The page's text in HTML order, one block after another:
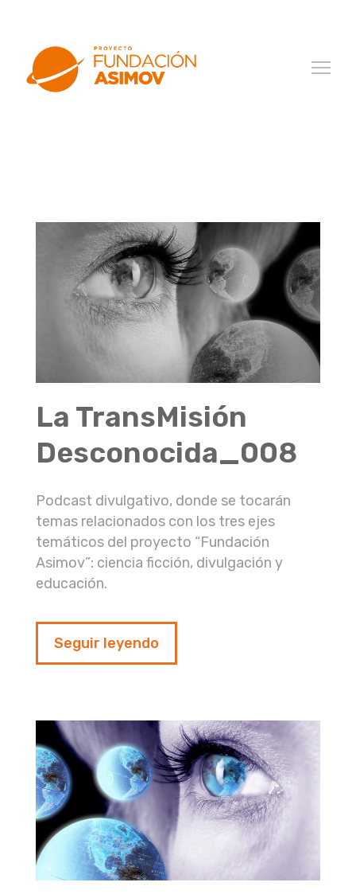
La TransMisión
Desconocida_008
Podcast divulgativo, donde se tocarán
temas relacionados con los tres ejes
temáticos del proyecto “Fundación
Asimov”: ciencia ficción, divulgación y
educación.
Seguir leyendo